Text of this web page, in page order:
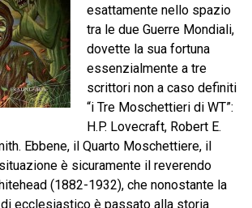
esattamente nello spazio
tra le due Guerre Mondiali,
dovette la sua fortuna
essenzialmente a tre
scrittori non a caso definiti
“i Tre Moschettieri di WT”:
H.P. Lovecraft, Robert E.
Ebbene, il Quarto Moschettiere, il
situazione è sicuramente il reverendo
(1882-1932), che nonostante la
ecclesiastico è passato alla storia